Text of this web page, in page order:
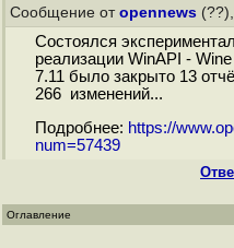
Сообщение от opennews
Состоялся
реализации WinAPI -
7.11 было закрыто 13
266 изменений...
Подробнее: https://
num=57439
Оглавление